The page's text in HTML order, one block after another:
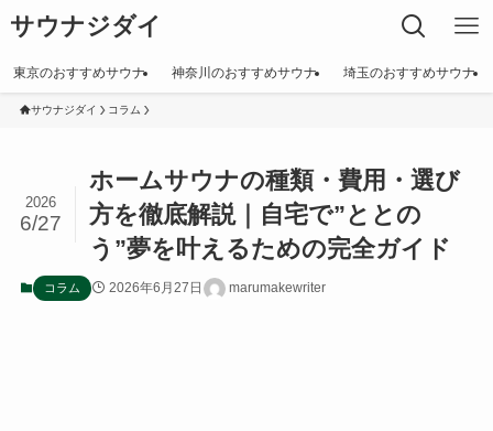
サウナジダイ
東京のおすすめサウナ 神奈川のおすすめサウナ 埼玉のおすすめサウナ
サウナジダイ コラム
ホームサウナの種類・費用・選び
方を徹底解説｜自宅で”ととの
う”夢を叶えるための完全ガイド
2026
6/27
コラム 2026年6月27日 marumakewriter